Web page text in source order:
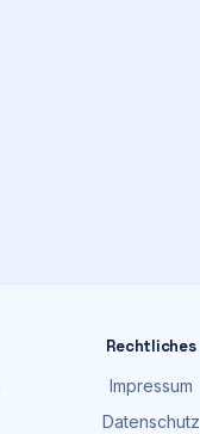
Rechtliches
Impressum
Datenschutz